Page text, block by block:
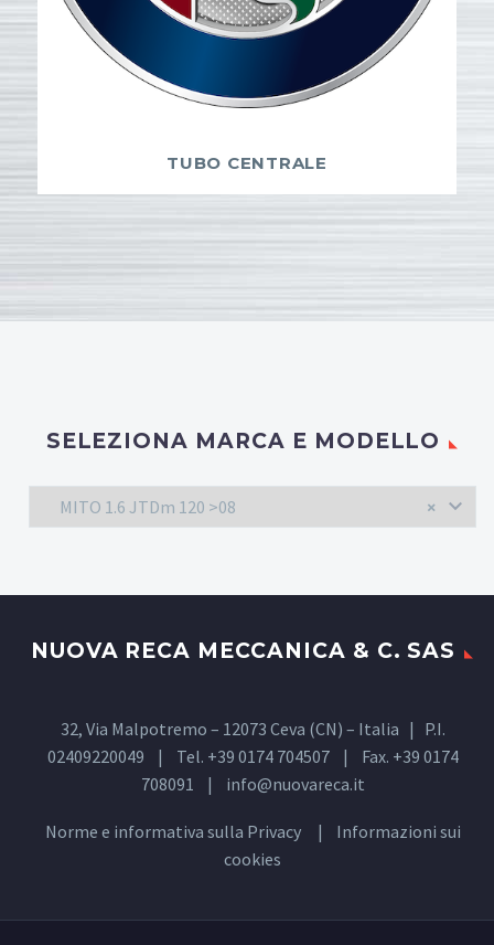
TUBO CENTRALE
SELEZIONA MARCA E MODELLO
×
MITO 1.6 JTDm 120 >08
NUOVA RECA MECCANICA & C. SAS
32, Via Malpotremo – 12073 Ceva (CN) – Italia | P.I.
02409220049 | Tel. +39 0174 704507 | Fax. +39 0174
708091 | info@nuovareca.it
Norme e informativa sulla Privacy| Informazioni sui
cookies